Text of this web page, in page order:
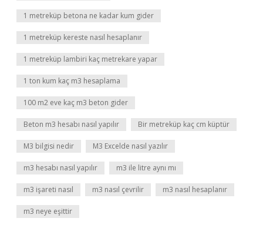
1 metreküp betona ne kadar kum gider
1 metreküp kereste nasıl hesaplanır
1 metreküp lambiri kaç metrekare yapar
1 ton kum kaç m3 hesaplama
100 m2 eve kaç m3 beton gider
Beton m3 hesabı nasıl yapılır Bir metreküp kaç cm küptür
M3 bilgisi nedir M3 Excelde nasıl yazılır
m3 hesabı nasıl yapılır m3 ile litre aynı mı
m3 işareti nasıl m3 nasıl çevrilir m3 nasıl hesaplanır
m3 neye eşittir